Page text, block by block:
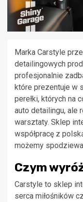
Marka Carstyle
detailingowych
profesjonalnie
które prezentuje w
perełki, których na
auto detailingu, ale
warsztaty. Sklep
współpracę z
możemy
Czym
Carstyle to sklep
serca miłośników